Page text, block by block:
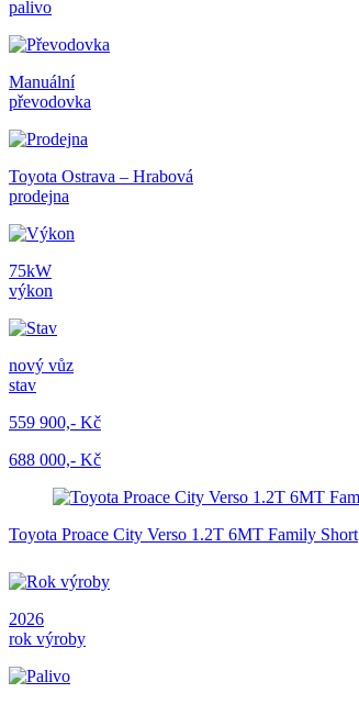
palivo
Manuální
převodovka
Toyota Ostrava – Hrabová
prodejna
75kW
výkon
nový vůz
stav
559 900,- Kč
688 000,- Kč
Toyota Proace City Verso 1.2T 6MT Family Short
2026
rok výroby